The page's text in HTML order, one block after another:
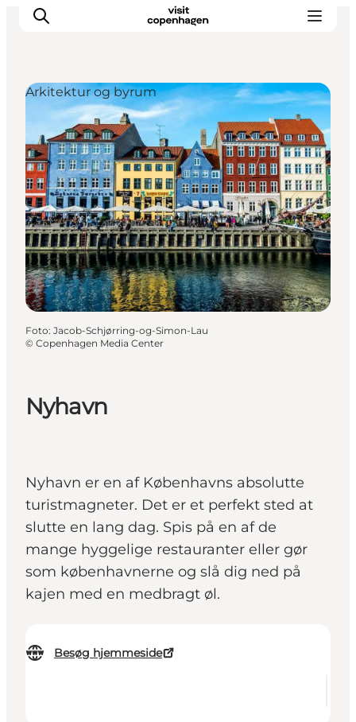
This is Copenhagen
Aktiviteter
Spis & drik
Områder
Planlæg din tur
CopenPay
Copenhagen Card
Nyhavn
Nyhavn er en af Københavns absolutte
turistmagneter. Det er et perfekt sted at
slutte en lang dag. Spis på en af de
mange hyggelige restauranter eller gør
som københavnerne og slå dig ned på
kajen med en medbragt øl.
Besøg hjemmeside
Arkitektur og byrum
Foto: Jacob-Schjørring-og-Simon-Lau
© Copenhagen Media Center